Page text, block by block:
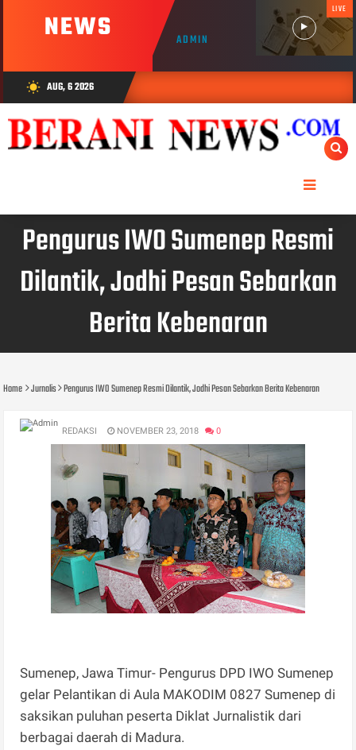
NEWS ADMIN
LIVE
wb_sunny AUG, 6 2026
Pengurus IWO Sumenep Resmi
Dilantik, Jodhi Pesan Sebarkan
Berita Kebenaran
Home Jurnalis Pengurus IWO Sumenep Resmi Dilantik, Jodhi Pesan Sebarkan Berita Kebenaran
REDAKSI NOVEMBER 23, 2018 0
Sumenep, Jawa Timur- Pengurus DPD IWO Sumenep
gelar Pelantikan di Aula MAKODIM 0827 Sumenep di
saksikan puluhan peserta Diklat Jurnalistik dari
berbagai daerah di Madura.